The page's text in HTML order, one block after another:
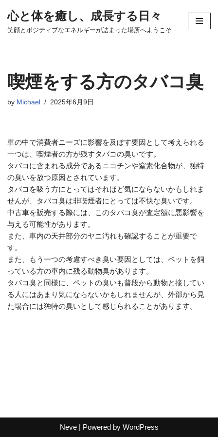
コ
ツ
へ
キ
心と体を癒し、成長する日々
笑顔とポジティブなエネルギーが詰まった場所へようこそ
喫煙をする方のタバコ臭
by Michael 2025年6月9日
車の中で消費者ニーズに影響を及ぼす要因として考えられる
一つは、喫煙者の方が残すタバコの臭いです。
タバコに含まれる成分であるニコチンや窒素化合物が、独特
の臭いを放つ原因とされています。
タバコを吸う方にとってはそれほど気にならないかもしれま
せんが、タバコ臭は非喫煙者にとっては不快な臭いです。
中古車を販売する際には、このタバコ臭が査定額に悪影響を
与える可能性があります。
また、車内の天井部分のヤニ汚れも確認することが重要で
す。
また、もう一つの考慮すべき臭い要因としては、ペットを飼
っている方の車内に残る動物臭があります。
タバコ臭と同様に、ペットの臭いも普段から動物と接してい
る人にはあまり気にならないかもしれませんが、外部から見
た場合には独特の臭いとして感じられることがあります。
Neve| Powered by WordPress